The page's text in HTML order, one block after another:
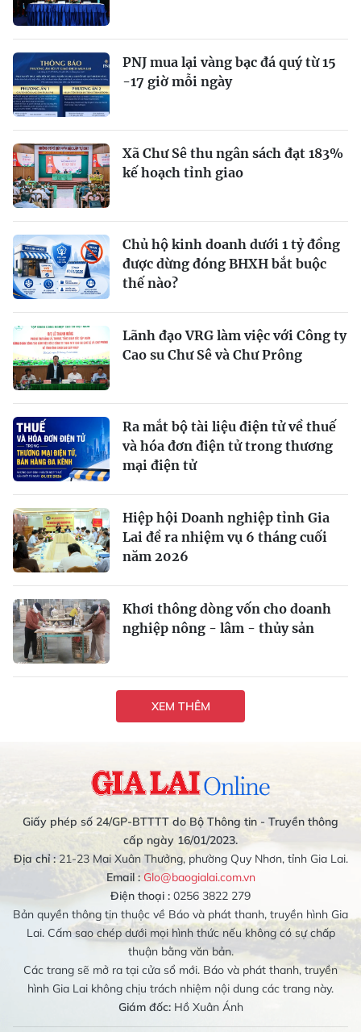
PNJ mua lại vàng bạc đá quý từ 15
-17 giờ mỗi ngày
Xã Chư Sê thu ngân sách đạt 183%
kế hoạch tỉnh giao
Chủ hộ kinh doanh dưới 1 tỷ đồng
được dừng đóng BHXH bắt buộc
thế nào?
Lãnh đạo VRG làm việc với Công ty
Cao su Chư Sê và Chư Prông
Ra mắt bộ tài liệu điện tử về thuế
và hóa đơn điện tử trong thương
mại điện tử
Hiệp hội Doanh nghiệp tỉnh Gia
Lai đề ra nhiệm vụ 6 tháng cuối
năm 2026
Khơi thông dòng vốn cho doanh
nghiệp nông - lâm - thủy sản
XEM THÊM
Giấy phép số 24/GP-BTTTT do Bộ Thông tin - Truyền thông
cấp ngày 16/01/2023.
Địa chỉ :21-23 Mai Xuân Thưởng, phường Quy Nhơn, tỉnh Gia Lai.
Email : Glo@baogialai.com.vn
Điện thoại : 0256 3822 279
Bản quyền thông tin thuộc về Báo và phát thanh, truyền hình Gia
Lai. Cấm sao chép dưới mọi hình thức nếu không có sự chấp
thuận bằng văn bản.
Các trang sẽ mở ra tại cửa sổ mới. Báo và phát thanh, truyền
hình Gia Lai không chịu trách nhiệm nội dung các trang này.
Giám đốc:Hồ Xuân Ánh